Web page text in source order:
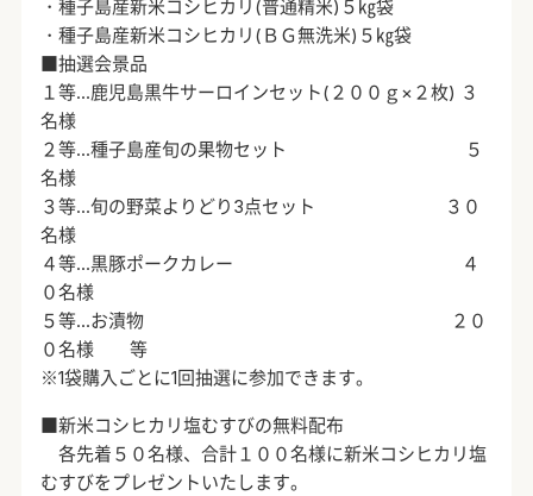
・種子島産新米コシヒカリ(普通精米)５㎏袋
・種子島産新米コシヒカリ(ＢＧ無洗米)５㎏袋
■抽選会景品
１等…鹿児島黒牛サーロインセット(２００ｇ×２枚) ３
名様
２等…種子島産旬の果物セット ５
名様
３等…旬の野菜よりどり3点セット ３０
名様
４等…黒豚ポークカレー ４
０名様
５等…お漬物 ２０
０名様 等
※1袋購入ごとに1回抽選に参加できます。
■新米コシヒカリ塩むすびの無料配布
各先着５０名様、合計１００名様に新米コシヒカリ塩
むすびをプレゼントいたします。